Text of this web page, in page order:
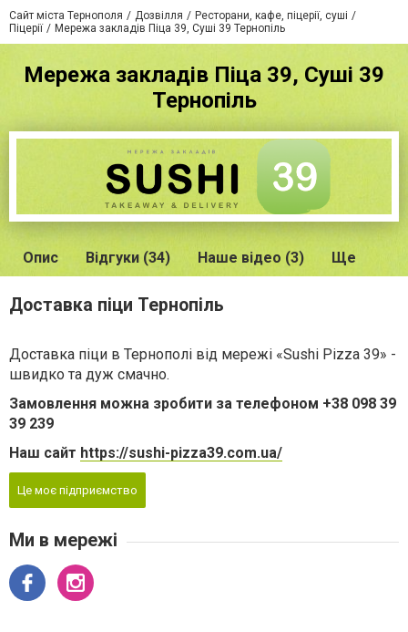
Сайт міста Тернополя Дозвілля
Ресторани, кафе, піцерії, суші
Піцерії
Мережа закладів Піца 39, Суші 39 Тернопіль
Мережа закладів Піца 39, Суші 39
Тернопіль
Опис Відгуки (34) Наше відео (3) Ще
Доставка піци Тернопіль
Доставка піци в Тернополі від мережі «Sushi Pizza 39» -
швидко та дуж смачно.
Замовлення можна зробити за телефоном +38 098 39
39 239
Наш сайт https://sushi-pizza39.com.ua/
Це моє підприємство
Ми в мережі